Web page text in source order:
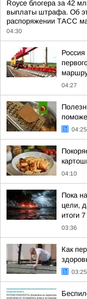
Royce блогера за 42
выплаты штрафа. Об
распоряжении ТАСС
04:30
04:27
04:25
04:10
Пока
цели,
итоги 7
03:36
Как
03:25